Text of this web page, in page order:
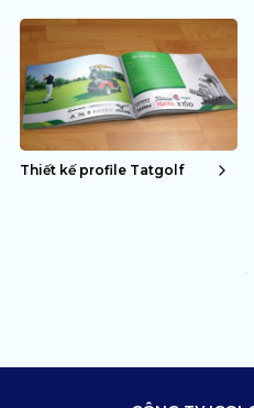
Thiết kế profile Tatgolf